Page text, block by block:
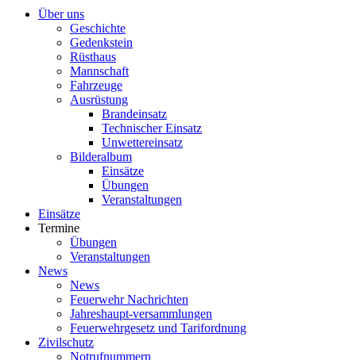
Über uns
Geschichte
Gedenkstein
Rüsthaus
Mannschaft
Fahrzeuge
Ausrüstung
Brandeinsatz
Technischer Einsatz
Unwettereinsatz
Bilderalbum
Einsätze
Übungen
Veranstaltungen
Einsätze
Termine
Übungen
Veranstaltungen
News
News
Feuerwehr Nachrichten
Jahreshaupt-versammlungen
Feuerwehrgesetz und Tarifordnung
Zivilschutz
Notrufnummern